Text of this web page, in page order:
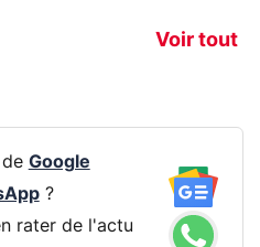
Voir tout
navigation
Google
?
rater de l'actu